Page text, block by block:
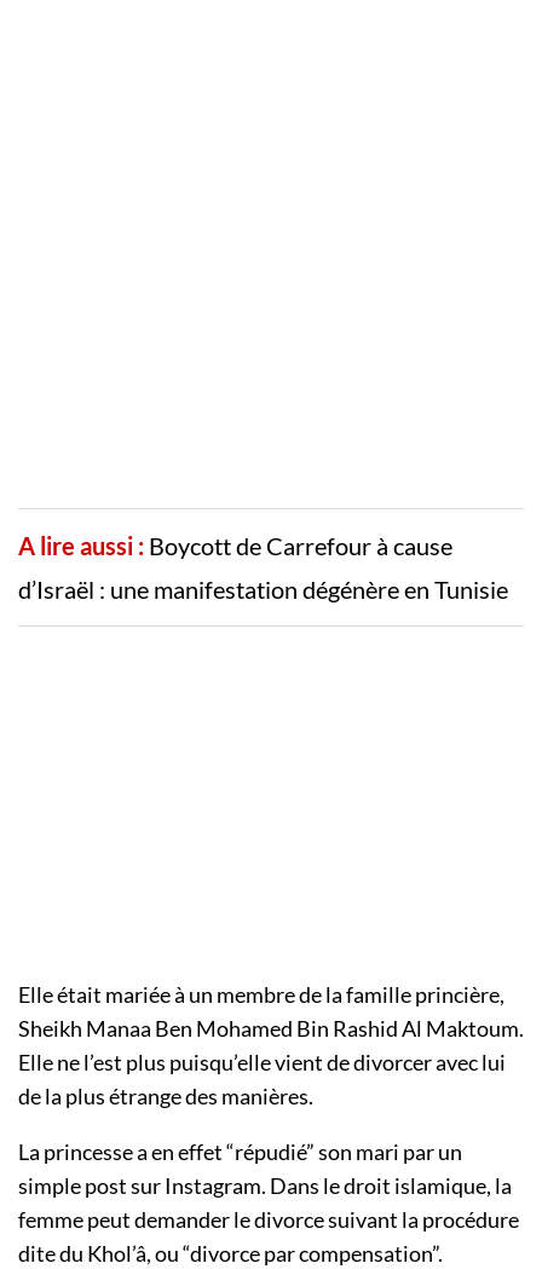
A lire aussi : Boycott de Carrefour à cause
d’Israël : une manifestation dégénère en Tunisie
Elle était mariée à un membre de la famille princière,
Sheikh Manaa Ben Mohamed Bin Rashid Al Maktoum.
Elle ne l’est plus puisqu’elle vient de divorcer avec lui
de la plus étrange des manières.
La princesse a en effet “répudié” son mari par un
simple post sur Instagram. Dans le droit islamique, la
femme peut demander le divorce suivant la procédure
dite du Khol’â, ou “divorce par compensation”.